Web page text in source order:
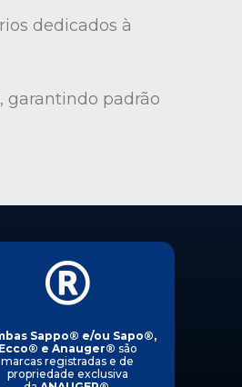
dedicados à
, garantindo padrão
Sappo® e/ou Sapo®,
Ecco® e Anauger® são
marcas registradas e de
propriedade exclusiva